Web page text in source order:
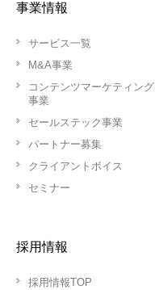
事業情報
サービス一覧
M&A事業
コンテンツマーケティング
事業
セールステック事業
パートナー募集
クライアントボイス
セミナー
採用情報
採用情報TOP